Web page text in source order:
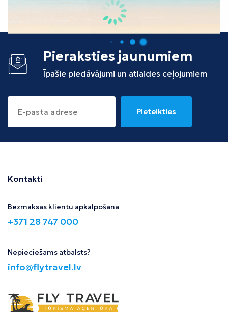
Albānija
Pieraksties jaunumiem
Īpašie piedāvājumi un atlaides ceļojumiem
Pieteikties
Kontakti
Bezmaksas klientu apkalpošana
+371 28 747 000
Nepieciešams atbalsts?
info@flytravel.lv